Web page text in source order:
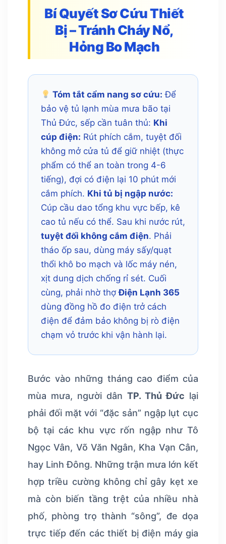
Bí Quyết Sơ Cứu Thiết
Bị – Tránh Cháy Nổ,
Hỏng Bo Mạch
Tóm tắt cẩm nang sơ cứu: Để
bảo vệ tủ lạnh mùa mưa bão tại
Thủ Đức, sếp cần tuân thủ: Khi
cúp điện: Rút phích cắm, tuyệt đối
không mở cửa tủ để giữ nhiệt (thực
phẩm có thể an toàn trong 4-6
tiếng), đợi có điện lại 10 phút mới
cắm phích. Khi tủ bị ngập nước:
Cúp cầu dao tổng khu vực bếp, kê
cao tủ nếu có thể. Sau khi nước rút,
tuyệt đối không cắm điện. Phải
tháo ốp sau, dùng máy sấy/quạt
thổi khô bo mạch và lốc máy nén,
xịt dung dịch chống rỉ sét. Cuối
cùng, phải nhờ thợĐiện Lạnh 365
dùng đồng hồ đo điện trở cách
điện để đảm bảo không bị rò điện
chạm vỏ trước khi vận hành lại.
Bước vào những tháng cao điểm của
mùa mưa, người dân TP. Thủ Đức lại
phải đối mặt với “đặc sản” ngập lụt cục
bộ tại các khu vực rốn ngập như Tô
Ngọc Vân, Võ Văn Ngân, Kha Vạn Cân,
hay Linh Đông. Những trận mưa lớn kết
hợp triều cường không chỉ gây kẹt xe
mà còn biến tầng trệt của nhiều nhà
phố, phòng trọ thành “sông”, đe dọa
trực tiếp đến các thiết bị điện máy gia